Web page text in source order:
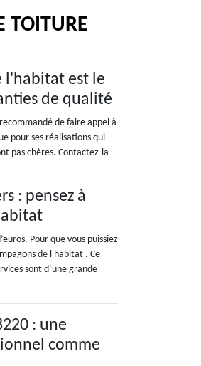
TOITURE
l'habitat est le
de qualité
de faire appel à
pour ses réalisations qui
pas chères. Contactez-la
: pensez à
Pour que vous puissiez
de l'habitat . Ce
sont d’une grande
: une
comme